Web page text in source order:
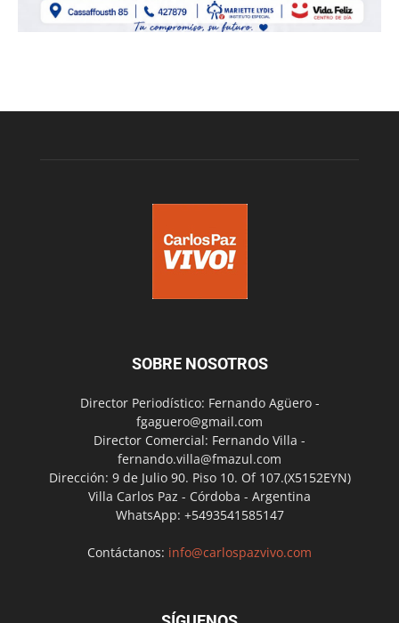
SOBRE NOSOTROS
Director Periodístico: Fernando Agüero -
fgaguero@gmail.com
Director Comercial: Fernando Villa -
fernando.villa@fmazul.com
Dirección: 9 de Julio 90. Piso 10. Of 107.(X5152EYN)
Villa Carlos Paz - Córdoba - Argentina
WhatsApp: +5493541585147
Contáctanos: info@carlospazvivo.com